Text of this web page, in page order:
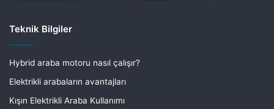
Teknik Bilgiler
Hybrid araba motoru nasıl çalışır?
Elektrikli arabaların avantajları
Kışın Elektrikli Araba Kullanımı